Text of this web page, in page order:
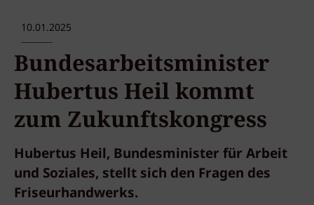
10.01.2025
Bundesarbeitsminister
Hubertus Heil kommt
zum Zukunftskongress
Hubertus Heil, Bundesminister für Arbeit
und Soziales, stellt sich den Fragen des
Friseurhandwerks.